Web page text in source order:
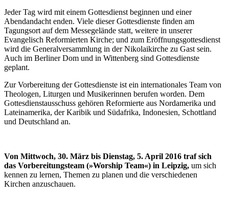
Jeder Tag wird mit einem Gottesdienst beginnen und einer
Abendandacht enden. Viele dieser Gottesdienste finden am
Tagungsort auf dem Messegelände statt, weitere in unserer
Evangelisch Reformierten Kirche; und zum Eröffnungsgottesdienst
wird die Generalversammlung in der Nikolaikirche zu Gast sein.
Auch im Berliner Dom und in Wittenberg sind Gottesdienste
geplant.
Zur Vorbereitung der Gottesdienste ist ein internationales Team von
Theologen, Liturgen und Musikerinnen berufen worden. Dem
Gottesdienstausschuss gehören Reformierte aus Nordamerika und
Lateinamerika, der Karibik und Südafrika, Indonesien, Schottland
und Deutschland an.
Von Mittwoch, 30. März bis Dienstag, 5. April 2016 traf sich
das Vorbereitungsteam (»Worship Team«) in Leipzig, um sich
kennen zu lernen, Themen zu planen und die verschiedenen
Kirchen anzuschauen.